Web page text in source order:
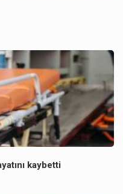
kaybetti